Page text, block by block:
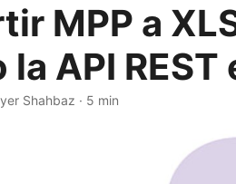
MPP a
API REST
Shahbaz · 5 min